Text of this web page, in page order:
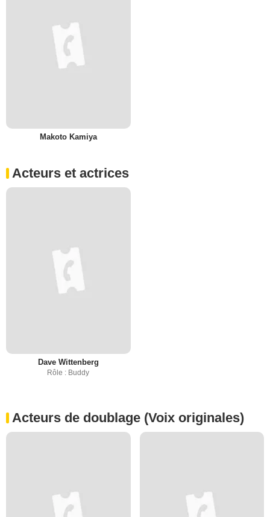
Makoto Kamiya
Acteurs et actrices
Dave Wittenberg
Rôle : Buddy
Acteurs de doublage (Voix originales)